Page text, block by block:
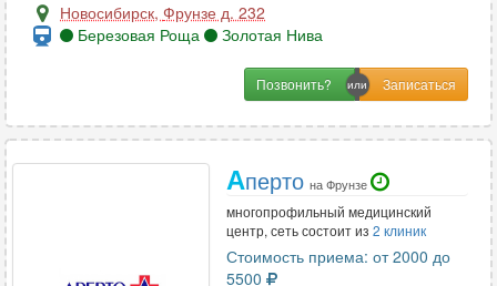
Новосибирск, Фрунзе д. 232
Березовая Роща
Золотая Нива
Позвонить?
Аперто на Фрунзе
многопрофильный медицинский
центр, сеть состоит из 2 клиник
Стоимость приема: от 2000 до
5500